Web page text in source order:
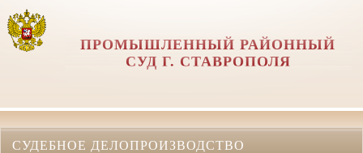
ПРОМЫШЛЕННЫЙ РАЙОННЫЙ
СУД Г. СТАВРОПОЛЯ
СУДЕБНОЕ ДЕЛОПРОИЗВОДСТВО